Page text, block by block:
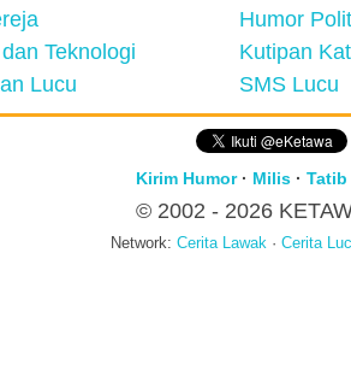
Humor
Teknologi Kutipan
Lucu SMS Lucu
Kirim Humor· Milis · Tatib
© 2002 - 2026
Network: Cerita Lawak · Cerita